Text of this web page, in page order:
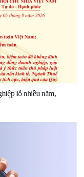
lỗ nhiều năm,